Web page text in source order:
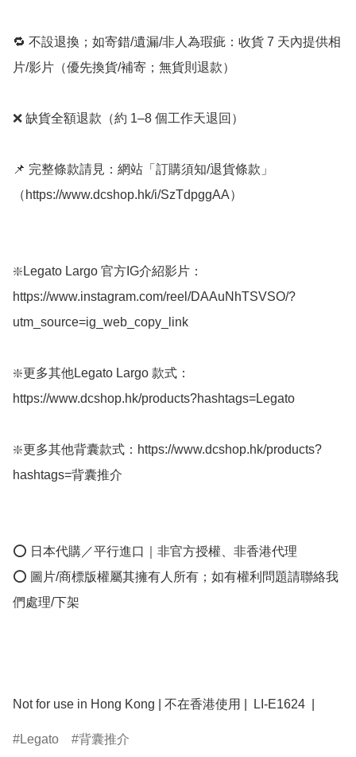
🔁 不設退換；如寄錯/遺漏/非人為瑕疵：收貨 7 天內提供相
片/影片（優先換貨/補寄；無貨則退款）
❌ 缺貨全額退款（約 1–8 個工作天退回）
📌 完整條款請見：網站「訂購須知/退貨條款」
（https://www.dcshop.hk/i/SzTdpggAA）
❇️Legato Largo 官方IG介紹影片：
https://www.instagram.com/reel/DAAuNhTSVSO/?
utm_source=ig_web_copy_link
❇️更多其他Legato Largo 款式：
https://www.dcshop.hk/products?hashtags=Legato
❇️更多其他背囊款式：https://www.dcshop.hk/products?
hashtags=背囊推介
⭕ 日本代購／平行進口｜非官方授權、非香港代理
⭕ 圖片/商標版權屬其擁有人所有；如有權利問題請聯絡我
們處理/下架
Not for use in Hong Kong | 不在香港使用 |  LI-E1624  |
Legato 背囊推介